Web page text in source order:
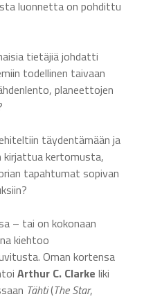
luonnetta on pohdittu
tietäjiä johdatti
todellinen taivaan
planeettojen
täydentämään ja
kirjattua kertomusta,
tapahtumat sopivan
– tai on kokonaan
kiehtoo
Oman kortensa
Arthur C. Clarke liki
Tähti(The Star,